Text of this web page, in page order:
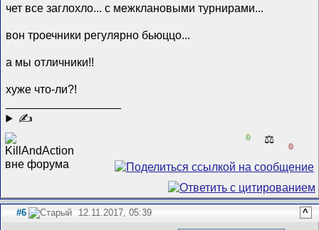
чет все заглохло... с межклановыми турнирами...
вон троечники регулярно бьюццо...
а мы отличники!!
хуже что-ли?!
✍
0 ⚖️
0
#6 12.11.2017, 05:39 ^